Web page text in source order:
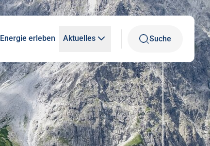
Energie erleben Aktuelles Suche